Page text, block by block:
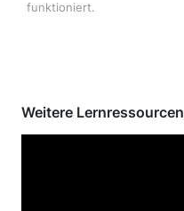
funktioniert.
Weitere Lernressourcen